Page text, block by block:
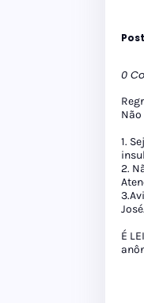
0
1.
2.
José.
É